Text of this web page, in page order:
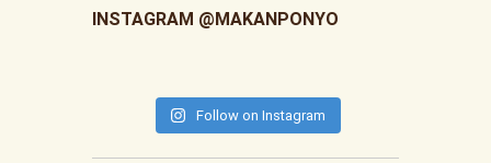
INSTAGRAM @MAKANPONYO
Follow on Instagram